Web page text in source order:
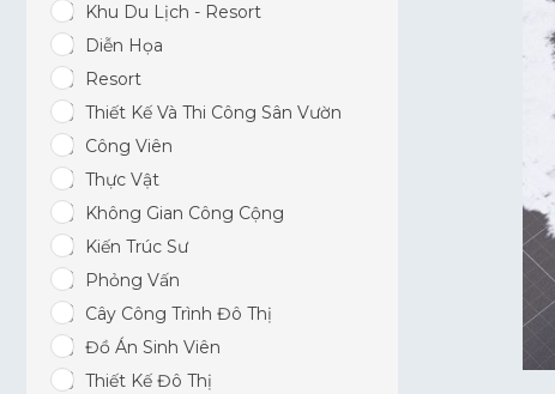
Khu Du Lịch - Resort
Diễn Họa
Resort
Thiết Kế Và Thi Công Sân Vườn
Công Viên
Thực Vật
Không Gian Công Cộng
Kiến Trúc Sư
Phỏng Vấn
Cây Công Trình Đô Thị
Đồ Án Sinh Viên
Thiết Kế Đô Thị